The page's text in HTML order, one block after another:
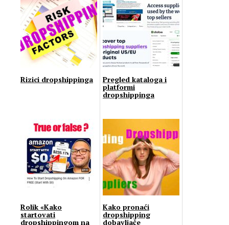
Rizici dropshippinga Pregled kataloga i
platformi
dropshippinga
Rolik «Kako
startovati
dropshippingom na
Kako pronaći
dropshipping
dobavljače